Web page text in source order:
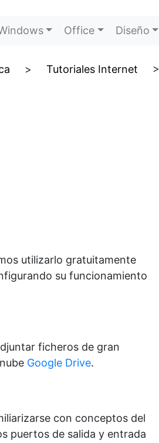
Office Diseño
> Tutoriales Internet >
utilizarlo gratuitamente
su funcionamiento
ficheros de gran
Google Drive.
con conceptos del
puertos de salida y entrada